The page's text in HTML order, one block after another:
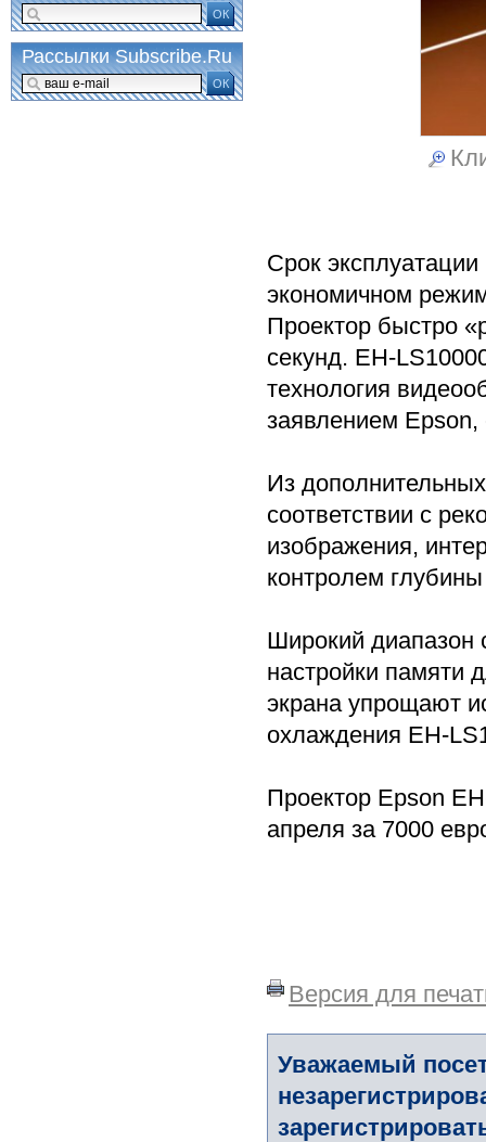
Cрок
экономичном
Проектор быстро
секунд. EH-
технология
заявлением Epson,
Из
соответствии с
изображения,
контролем
Широкий диапазон
настройки памяти
экрана упрощают
охлаждения EH-
Проектор Epson
апреля за 7000
Версия для
Уважаемый
ОК
Рассылки Subscribe.Ru
ОК